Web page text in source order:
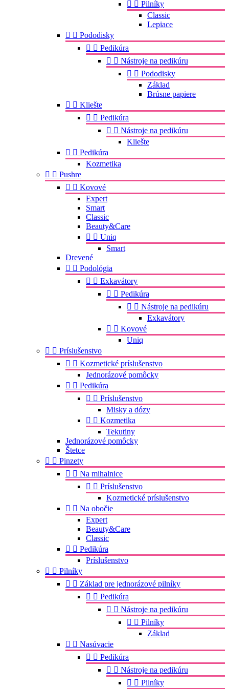
  Pilníky
Classic
Lepiace
  Pododisky
  Pedikúra
  Nástroje na pedikúru
  Pododisky
Základ
Brúsne papiere
  Kliešte
  Pedikúra
  Nástroje na pedikúru
Kliešte
  Pedikúra
Kozmetika
  Pushre
  Kovové
Expert
Smart
Classic
Beauty&Care
  Uniq
Smart
Drevené
  Podológia
  Exkavátory
  Pedikúra
  Nástroje na pedikúru
Exkavátory
  Kovové
Uniq
  Príslušenstvo
  Kozmetické príslušenstvo
Jednorázové pomôcky
  Pedikúra
  Príslušenstvo
Misky a dózy
  Kozmetika
Tekutiny
Jednorázové pomôcky
Štetce
  Pinzety
  Na mihalnice
  Príslušenstvo
Kozmetické príslušenstvo
  Na obočie
Expert
Beauty&Care
Classic
  Pedikúra
Príslušenstvo
  Pilníky
  Základ pre jednorázové pilníky
  Pedikúra
  Nástroje na pedikúru
  Pilníky
Základ
  Nasúvacie
  Pedikúra
  Nástroje na pedikúru
  Pilníky